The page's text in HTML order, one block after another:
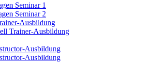
Seminar 1
Seminar 2
Ausbildung
Trainer-Ausbildung
Ausbildung
Ausbildung